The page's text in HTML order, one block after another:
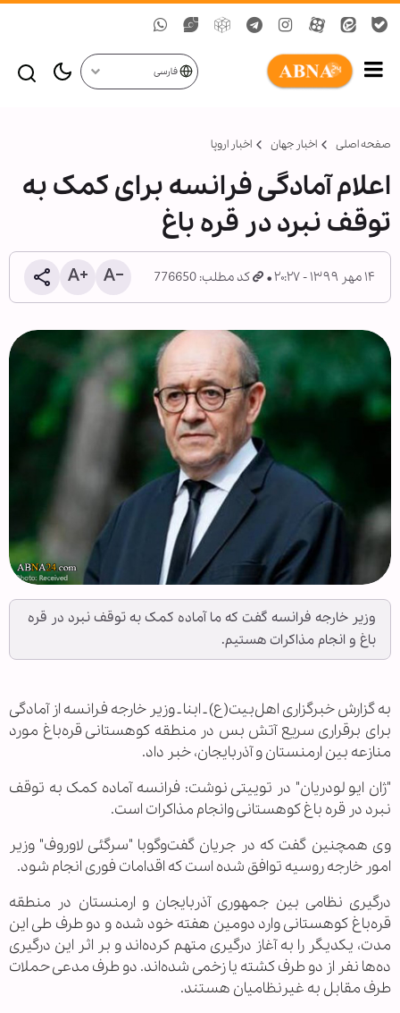
فارسی
صفحه اصلی اخبار جهان اخبار اروپا
اعلام آمادگی فرانسه برای کمک به
توقف نبرد در قره باغ
۱۴ مهر ۱۳۹۹ - ۲۰:۲۷ کد مطلب: 776650
وزیر خارجه فرانسه گفت که ما آماده کمک به توقف نبرد در قره
باغ و انجام مذاکرات هستیم.
به گزارش خبرگزاری اهل‌بیت(ع) ـ ابنا ـ وزیر خارجه فرانسه از آمادگی
برای برقراری سریع آتش بس در منطقه کوهستانی قره‌باغ مورد
منازعه بین ارمنستان و آذربایجان، خبر داد.
"ژان ایو لودریان" در توییتی نوشت: فرانسه آماده کمک به توقف
نبرد در قره باغ کوهستانی وانجام مذاکرات است.
وی همچنین گفت که در جریان گفت‌وگوبا "سرگئی لاوروف" وزیر
امور خارجه روسیه توافق شده است که اقدامات فوری انجام شود.
درگیری نظامی بین جمهوری آذربایجان و ارمنستان در منطقه
قره‌باغ کوهستانی وارد دومین هفته خود شده و دو طرف طی این
مدت، یکدیگر را به آغاز درگیری متهم کرده‌اند و بر اثر این درگیری
ده‌ها نفر از دو طرف کشته یا زخمی شده‌اند. دو طرف مدعی حملات
طرف مقابل به غیرنظامیان هستند.